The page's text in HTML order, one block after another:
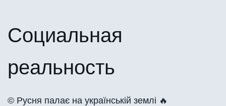
Социальная
реальность
©️ Русня палає на українській землі 🔥